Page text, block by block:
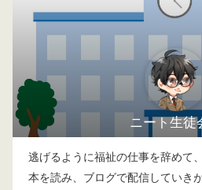
ニート生徒
逃げるように福祉の仕事を辞めて
本を読み、ブログで配信していき